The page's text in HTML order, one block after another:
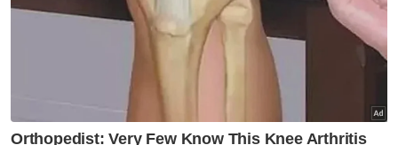
Peniaga Gen Z lebih layan 'live'
daripada pelanggan depan
mata